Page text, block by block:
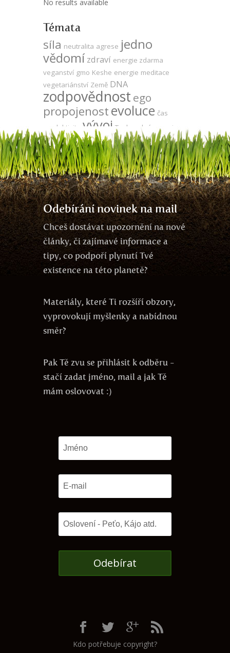
No results available
Témata
síla neutralita agrese jedno
vědomí zdraví energie zdarma
veganství gmo Keshe energie meditace
vegetariánství Země DNA
zodpovědnost ego
propojenostevoluce čas
produktivita
vývoj Tesla
volná energie
odlesňování za oponouláska léčení
utrpeníkooperace udržitelnost
přítomnostduše sója komunikace
myslstrach
Odebírání novinek na mail
Chceš dostávat upozornění na nové
články, či zajímavé informace a
tipy, co podpoří plynutí Tvé
existence na této planetě?
Materiály, které Ti rozšíří obzory,
vyprovokují myšlenky a nabídnou
směr?
Pak Tě zvu se přihlásit k odběru -
stačí zadat jméno, mail a jak Tě
mám oslovovat :)
Odebírat
Kdo potřebuje copyright?